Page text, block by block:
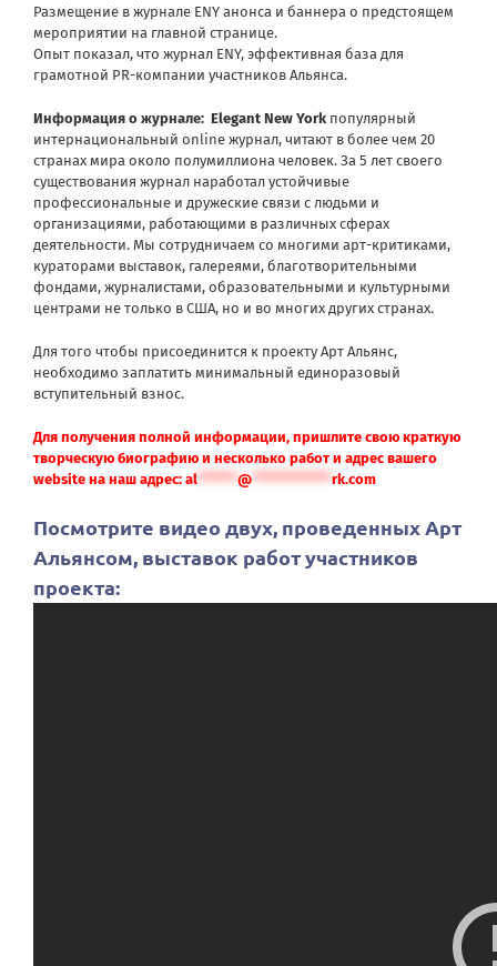
Размещение в журнале ENY анонса и баннера о предстоящем
мероприятии на главной странице.
Опыт показал, что журнал ENY, эффективная база для
грамотной PR-компании участников Альянса.
Информация о журнале: Elegant New York популярный
интернациональный online журнал, читают в более чем 20
странах мира около полумиллиона человек. За 5 лет своего
существования журнал наработал устойчивые
профессиональные и дружеские связи с людьми и
организациями, работающими в различных сферах
деятельности. Мы сотрудничаем со многими арт-критиками,
кураторами выставок, галереями, благотворительными
фондами, журналистами, образовательными и культурными
центрами не только в США, но и во многих других странах.
Для того чтобы присоединится к проекту Арт Альянс,
необходимо заплатить минимальный единоразовый
вступительный взнос.
Для получения полной информации, пришлите свою краткую
творческую биографию и несколько работ и адрес вашего
website на наш адрес: al ****** @ ************ rk.com
Посмотрите видео двух, проведенных Арт
Альянсом, выставок работ участников
проекта: